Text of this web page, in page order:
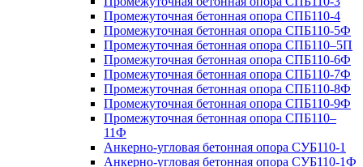
Промежуточная бетонная опора СПБ110-4
Промежуточная бетонная опора СПБ110-5Ф
Промежуточная бетонная опора СПБ110–5П
Промежуточная бетонная опора СПБ110-6Ф
Промежуточная бетонная опора СПБ110-7Ф
Промежуточная бетонная опора СПБ110-8Ф
Промежуточная бетонная опора СПБ110-9Ф
Промежуточная бетонная опора СПБ110–
11Ф
Анкерно-угловая бетонная опора СУБ110-1
Анкерно-угловая бетонная опора СУБ110-1Ф